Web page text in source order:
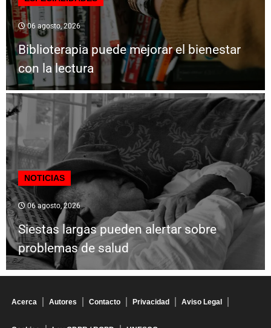
06 agosto, 2026
Biblioterapia puede mejorar el bienestar
con la lectura
NOTICIAS
06 agosto, 2026
Siestas largas pueden alertar sobre
problemas de salud
Acerca Autores Contacto Privacidad Aviso Legal